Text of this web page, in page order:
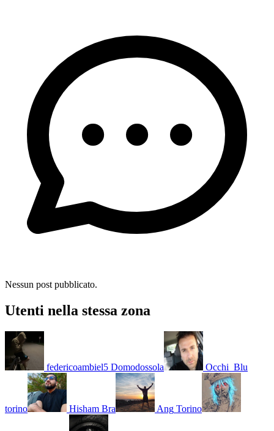
Nessun post pubblicato.
Utenti nella stessa zona
federicoambiel5 Domodossola Occhi_Blu
torino Hisham Bra Ang Torino